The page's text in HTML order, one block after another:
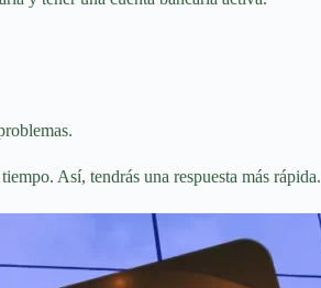
Así, tendrás una respuesta más rápida.